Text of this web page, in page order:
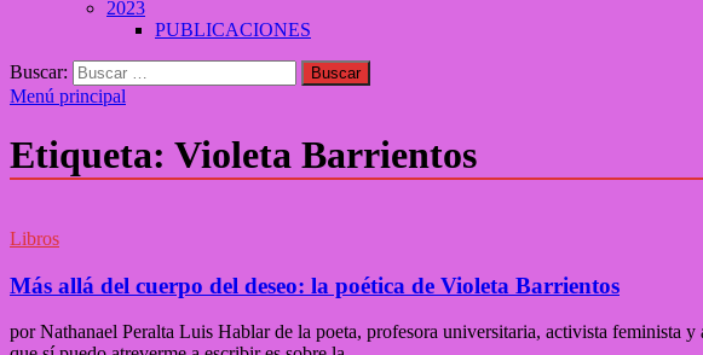
2023
PUBLICACIONES
Buscar:
Menú principal
Etiqueta: Violeta Barrientos
Libros
Más allá del cuerpo del deseo: la poética de Violeta Barrientos
por Nathanael Peralta Luis Hablar de la poeta, profesora universitaria, activista feminista